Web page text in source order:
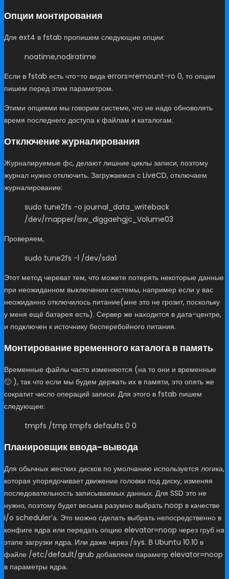
Опции монтирования
Для ext4 в fstab пропишем следующие опции:
noatime,nodiratime
Если в fstab есть что-то вида errors=remount-ro 0, то опции
пишем перед этим параметром.
Этими опциями мы говорим системе, что не надо обноволять
время последнего доступа к файлам и каталогам.
Отключение журналирования
Журналируемые фс, делают лишние циклы записи, поэтому
журнал нужно отключить. Загружаемся с LiveCD, отключаем
журналирование:
sudo tune2fs -o journal_data_writeback
/dev/mapper/isw_diggaehgjc_Volume03
Проверяем,
sudo tune2fs -l /dev/sda1
Этот метод череват тем, что можете потерять некоторые данные
при неожиданном выключении системы, например если у вас
неожиданно отключилось питание(мне это не грозит, поскольку
у меня ещё батарея есть). Сервер же находится в дата-центре,
и подключен к источнику бесперебойного питания.
Монтирование временного каталога в память
Временные файлы часто изменяются (на то они и временные
🙂 ), так что если мы будем держать их в памяти, это опять же
сократит число операций записи. Для этого в fstab пишем
следующее:
tmpfs /tmp tmpfs defaults 0 0
Планировщик ввода-вывода
Для обычных жестких дисков по умолчанию используется логика,
которая упорядочивает движение головки под диску, изменяя
последовательность записываемых данных. Для SSD это не
нужно, поэтому будет весьма разумно выбрать noop в качестве
i/o scheduler’а. Это можно сделать выбрать непосредственно в
конфиге ядра или передать опцию elevator=noop через груб на
этапе загрузки ядра. Или даже через /sys. В Ubuntu 10.10 в
файле /etc/default/grub добавляем параметр elevator=noop
в параметры ядра.